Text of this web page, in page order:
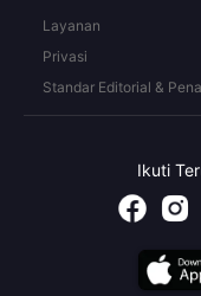
Layanan
Privasi
Standar Editorial &
Ikuti